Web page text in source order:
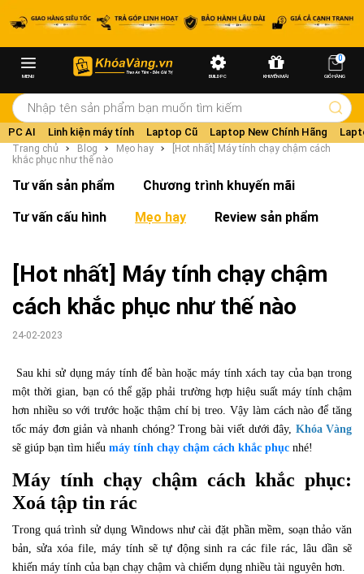
MENU BUILD PC KHUYẾN MÃI
0
GIỎ HÀNG
PC AI Linh kiện máy tính Laptop Cũ Laptop New Chính Hãng
Trang chủ Blog Mẹo hay
[Hot nhất] Máy tính chạy chậm cách
khắc phục như thế nào
Tư vấn sản phẩm Chương trình khuyến mãi
Tư vấn cấu hình Mẹo hay Review sản phẩm
[Hot nhất] Máy tính chạy chậm
cách khắc phục như thế nào
24-02-2023
Sau khi sử dụng máy tính để bàn hoặc máy tính xách tay của bạn trong
một thời gian, bạn có thể gặp phải trường hợp hiệu suất máy tính chậm
hơn nhiều so với trước hoặc thậm chí bị treo. Vậy làm cách nào để tăng
tốc máy đơn giản và nhanh chóng? Trong bài viết dưới đây, Khóa Vàng
sẽ giúp bạn tìm hiểu máy tính chạy chậm cách khắc phục nhé!
Máy tính chạy chậm cách khắc phục:
Xoá tập tin rác
Trong quá trình sử dụng Windows như cài đặt phần mềm, soạn thảo văn
bản, sửa xóa file, máy tính sẽ tự động sinh ra các file rác, lâu dần sẽ
khiến máy tính của bạn chạy chậm và chiếm dụng nhiều tài nguyên hơn.